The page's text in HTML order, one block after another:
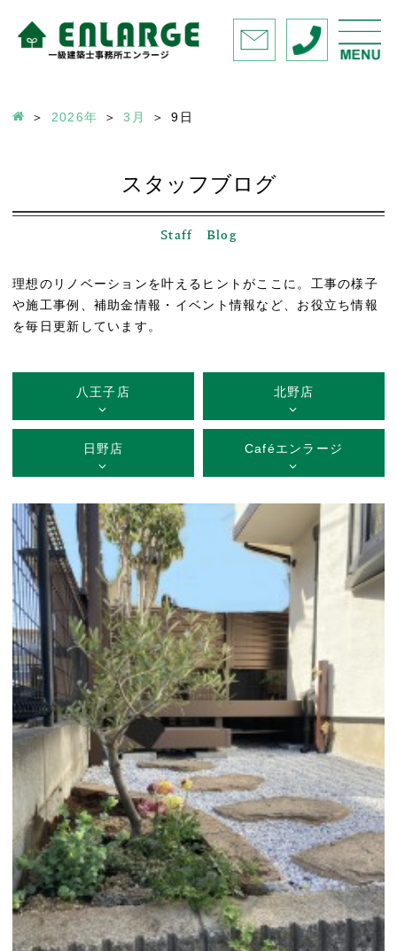
2026年 3月 9 日
スタッフブログ
Staff Blog
理想のリノベーションを叶えるヒントがここに。工事の様子
や施工事例、補助金情報・イベント情報など、お役立ち情報
を毎日更新しています。
八王子店 北野店
日野店 Caféエンラージ